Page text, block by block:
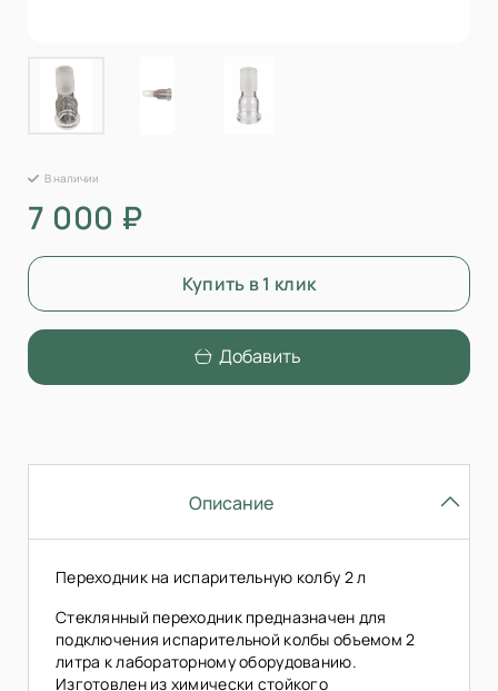
В наличии
7 000 ₽
Купить в 1 клик
Добавить
Описание
Переходник на испарительную колбу 2 л
Стеклянный переходник предназначен для
подключения испарительной колбы объемом 2
литра к лабораторному оборудованию.
Изготовлен из химически стойкого